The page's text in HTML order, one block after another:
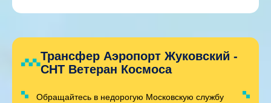
Трансфер Аэропорт Жуковский -
СНТ Ветеран Космоса
Обращайтесь в недорогую Московскую службу